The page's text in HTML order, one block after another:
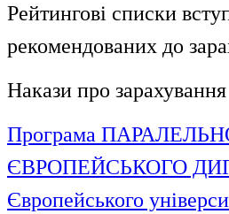
Рейтингові списки
рекомендованих до
Накази про зарахування
Програма
ЄВРОПЕЙСЬКОГО
Європейського